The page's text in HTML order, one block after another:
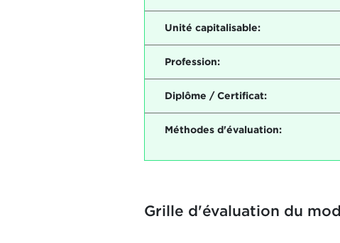
Unité capitalisable:
Profession:
Diplôme / Certificat:
Méthodes d'évaluation:
Grille d'évaluation du